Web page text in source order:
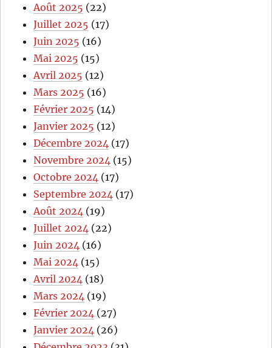
Août 2025 (22)
Juillet 2025 (17)
Juin 2025 (16)
Mai 2025 (15)
Avril 2025 (12)
Mars 2025 (16)
Février 2025 (14)
Janvier 2025 (12)
Décembre 2024 (17)
Novembre 2024 (15)
Octobre 2024 (17)
Septembre 2024 (17)
Août 2024 (19)
Juillet 2024 (22)
Juin 2024 (16)
Mai 2024 (15)
Avril 2024 (18)
Mars 2024 (19)
Février 2024 (27)
Janvier 2024 (26)